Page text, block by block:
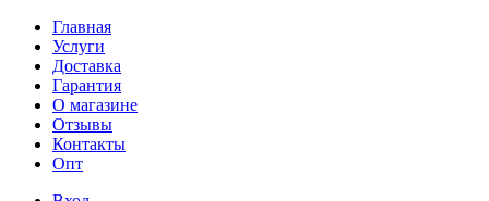
Главная
Услуги
Доставка
Гарантия
О магазине
Отзывы
Контакты
Опт